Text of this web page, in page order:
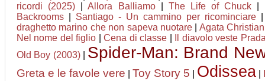
ricordi (2025) |Allora Balliamo| The Life of Chuck
Backrooms
Santiago - Un cammino per ricominciare
draghetto marino che non sapeva nuotare
Agata
Nel nome del figlio |Cena di classe
Il diavolo veste
Old Boy (2003)| Spider-Man: Brand
Greta e le favole vere Toy Story 5 Odissea